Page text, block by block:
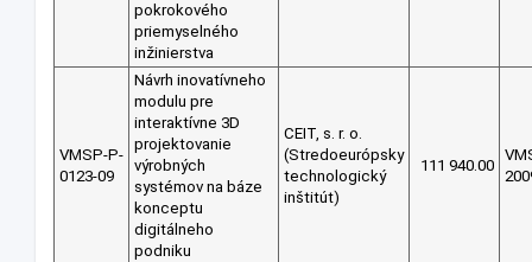
pokrokového
priemyselného
inžinierstva
VMSP-P-
0123-09
Návrh inovatívneho
modulu pre
interaktívne 3D
projektovanie
výrobných
systémov na báze
konceptu
digitálneho
podniku
CEIT, s. r. o.
(Stredoeurópsky
technologický
inštitút)
111 940.00